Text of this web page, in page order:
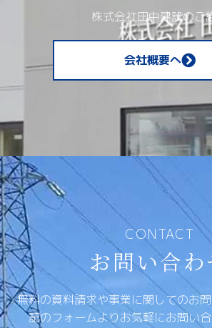
株式会社田中建設のご
会社概要へ
CONTACT
お問い合
無料の資料請求や事業に関してのお問
記のフォームよりお気軽にお問い